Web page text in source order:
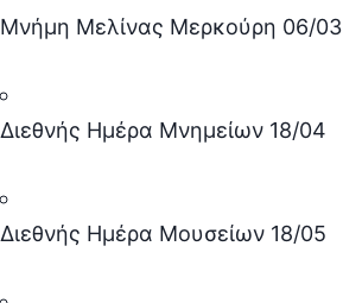
Μνήμη Μελίνας Μερκούρη 06/03
Διεθνής Ημέρα Μνημείων 18/04
Διεθνής Ημέρα Μουσείων 18/05